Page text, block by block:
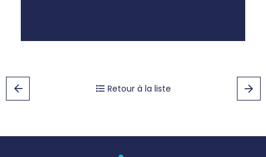
Retour à la liste